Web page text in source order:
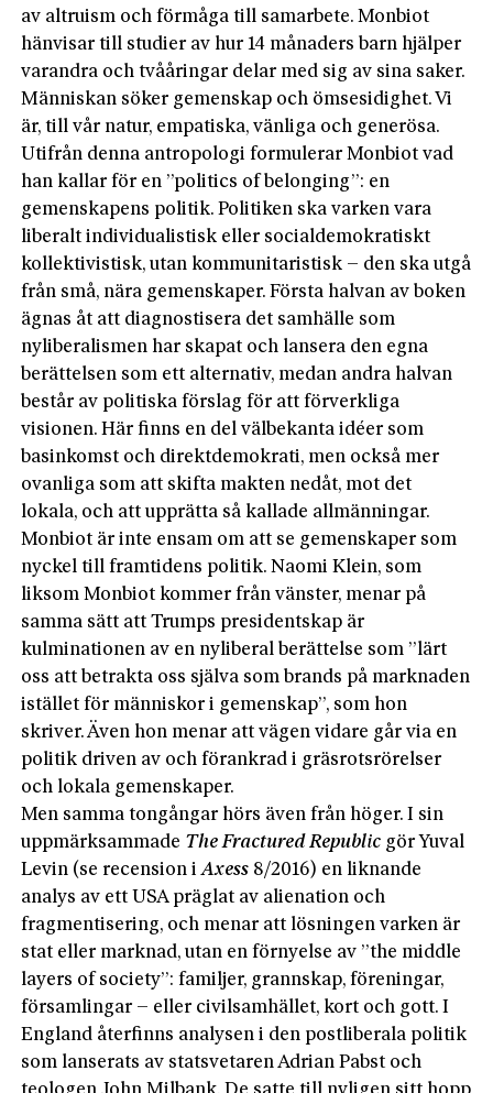
av altruism och förmåga till samarbete. Monbiot
hänvisar till studier av hur 14 månaders barn hjälper
varandra och tvååringar delar med sig av sina saker.
Människan söker gemenskap och ömsesidighet. Vi
är, till vår natur, empatiska, vänliga och generösa.
Utifrån denna antropologi formulerar Monbiot vad
han kallar för en ”politics of belonging”: en
gemenskapens politik. Politiken ska varken vara
liberalt individualistisk eller socialdemokratiskt
kollektivistisk, utan kommunitaristisk – den ska utgå
från små, nära gemenskaper. Första halvan av boken
ägnas åt att diagnostisera det samhälle som
nyliberalismen har skapat och lansera den egna
berättelsen som ett alternativ, medan andra halvan
består av politiska förslag för att förverkliga
visionen. Här finns en del välbekanta idéer som
basinkomst och direktdemokrati, men också mer
ovanliga som att skifta makten nedåt, mot det
lokala, och att upprätta så kallade allmänningar.
Monbiot är inte ensam om att se gemenskaper som
nyckel till framtidens politik. Naomi Klein, som
liksom Monbiot kommer från vänster, menar på
samma sätt att Trumps presidentskap är
kulminationen av en nyliberal berättelse som ”lärt
oss att betrakta oss själva som brands på marknaden
istället för människor i gemenskap”, som hon
skriver. Även hon menar att vägen vidare går via en
politik driven av och förankrad i gräsrotsrörelser
och lokala gemenskaper.
Men samma tongångar hörs även från höger. I sin
uppmärksammade The Fractured Republic gör Yuval
Levin (se recension iAxess 8/2016) en liknande
analys av ett USA präglat av alienation och
fragmentisering, och menar att lösningen varken är
stat eller marknad, utan en förnyelse av ”the middle
layers of society”: familjer, grannskap, föreningar,
församlingar – eller civilsamhället, kort och gott. I
England återfinns analysen i den postliberala politik
som lanserats av statsvetaren Adrian Pabst och